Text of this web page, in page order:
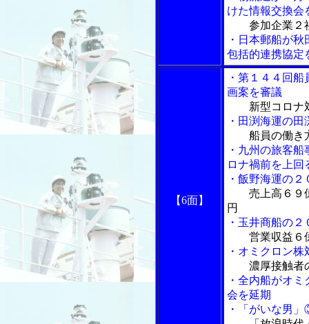
けた情報交換会
参加企業２
・日本郵船が
包括的連携協定
【6面】
・第１４４回
画案を審議
新型コロナ
・田渕海運の
船員の働き
・九州の旅客
ロナ禍前を上回
・飯野海運の
売上高６９
円
・玉井商船の
営業収益６
・オミクロン
濃厚接触者
・全内船がオ
会を延期
・「がいな男